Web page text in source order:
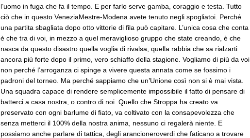
l’uomo in fuga che fa il tempo. E per farlo serve gamba, coraggio e testa. Tutto
ciò che in questo VeneziaMestre-Modena avete tenuto negli spogliatoi. Perché
una partita sbagliata dopo otto vittorie di fila può capitare. L’unica cosa che conta
è che tra di voi, in mezzo a quel meraviglioso gruppo che state creando, è che
nasca da questo disastro quella voglia di rivalsa, quella rabbia che sa rialzarti
ancora più forte dopo il primo, vero schiaffo della stagione. Vogliamo di più da voi
non perché l’arroganza ci spinge a vivere questa annata come se fossimo i
padroni del torneo. Ma perché sappiamo che un’Unione così non si è mai vista.
Una squadra capace di rendere semplicemente impossibile il fatto di pensare di
batterci a casa nostra, o contro di noi. Quello che Stroppa ha creato va
preservato con ogni barlume di fiato, va coltivato con la consapevolezza che
senza metterci il 100% della nostra anima, nessuno ci regalerà niente. E
possiamo anche parlare di tattica, degli arancioneroverdi che faticano a trovare